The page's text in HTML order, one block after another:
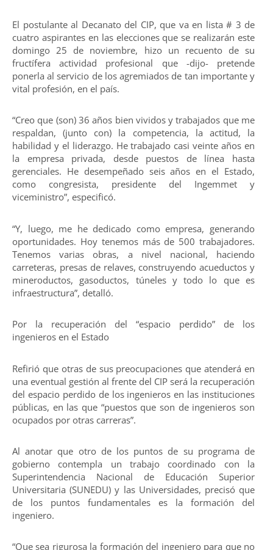
El postulante al Decanato del CIP, que va en lista # 3 de
cuatro aspirantes en las elecciones que se realizarán este
domingo 25 de noviembre, hizo un recuento de su
fructífera actividad profesional que -dijo- pretende
ponerla al servicio de los agremiados de tan importante y
vital profesión, en el país.
“Creo que (son) 36 años bien vividos y trabajados que me
respaldan, (junto con) la competencia, la actitud, la
habilidad y el liderazgo. He trabajado casi veinte años en
la empresa privada, desde puestos de línea hasta
gerenciales. He desempeñado seis años en el Estado,
como congresista, presidente del Ingemmet y
viceministro”, especificó.
“Y, luego, me he dedicado como empresa, generando
oportunidades. Hoy tenemos más de 500 trabajadores.
Tenemos varias obras, a nivel nacional, haciendo
carreteras, presas de relaves, construyendo acueductos y
mineroductos, gasoductos, túneles y todo lo que es
infraestructura”, detalló.
Por la recuperación del “espacio perdido” de los
ingenieros en el Estado
Refirió que otras de sus preocupaciones que atenderá en
una eventual gestión al frente del CIP será la recuperación
del espacio perdido de los ingenieros en las instituciones
públicas, en las que “puestos que son de ingenieros son
ocupados por otras carreras”.
Al anotar que otro de los puntos de su programa de
gobierno contempla un trabajo coordinado con la
Superintendencia Nacional de Educación Superior
Universitaria (SUNEDU) y las Universidades, precisó que
de los puntos fundamentales es la formación del
ingeniero.
“Que sea rigurosa la formación del ingeniero para que no